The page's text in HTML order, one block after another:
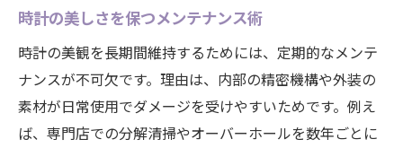
時計の美しさを保つメンテナンス術
時計の美観を長期間維持するためには、定期的なメンテ
ナンスが不可欠です。理由は、内部の精密機構や外装の
素材が日常使用でダメージを受けやすいためです。例え
ば、専門店での分解清掃やオーバーホールを数年ごとに